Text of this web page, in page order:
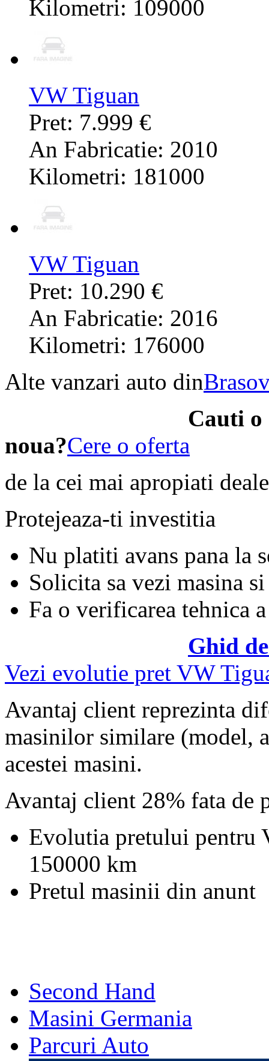
Kilometri: 109000
VW Tiguan
Pret: 7.999 €
An Fabricatie: 2010
Kilometri: 181000
VW Tiguan
Pret: 10.290 €
An Fabricatie: 2016
Kilometri: 176000
Alte vanzari auto din
Cauti o
noua?Cere o oferta
de la cei mai apropiati
Protejeaza-ti investitia
Nu platiti avans pana la
Solicita sa vezi masina si
Fa o verificarea tehnica
Ghid
Vezi evolutie pret VW
Avantaj client reprezinta
masinilor similare (model,
acestei masini.
Avantaj client 28% fata de
Evolutia pretului pentru
150000 km
Pretul masinii din anunt
Second Hand
Masini Germania
Parcuri Auto